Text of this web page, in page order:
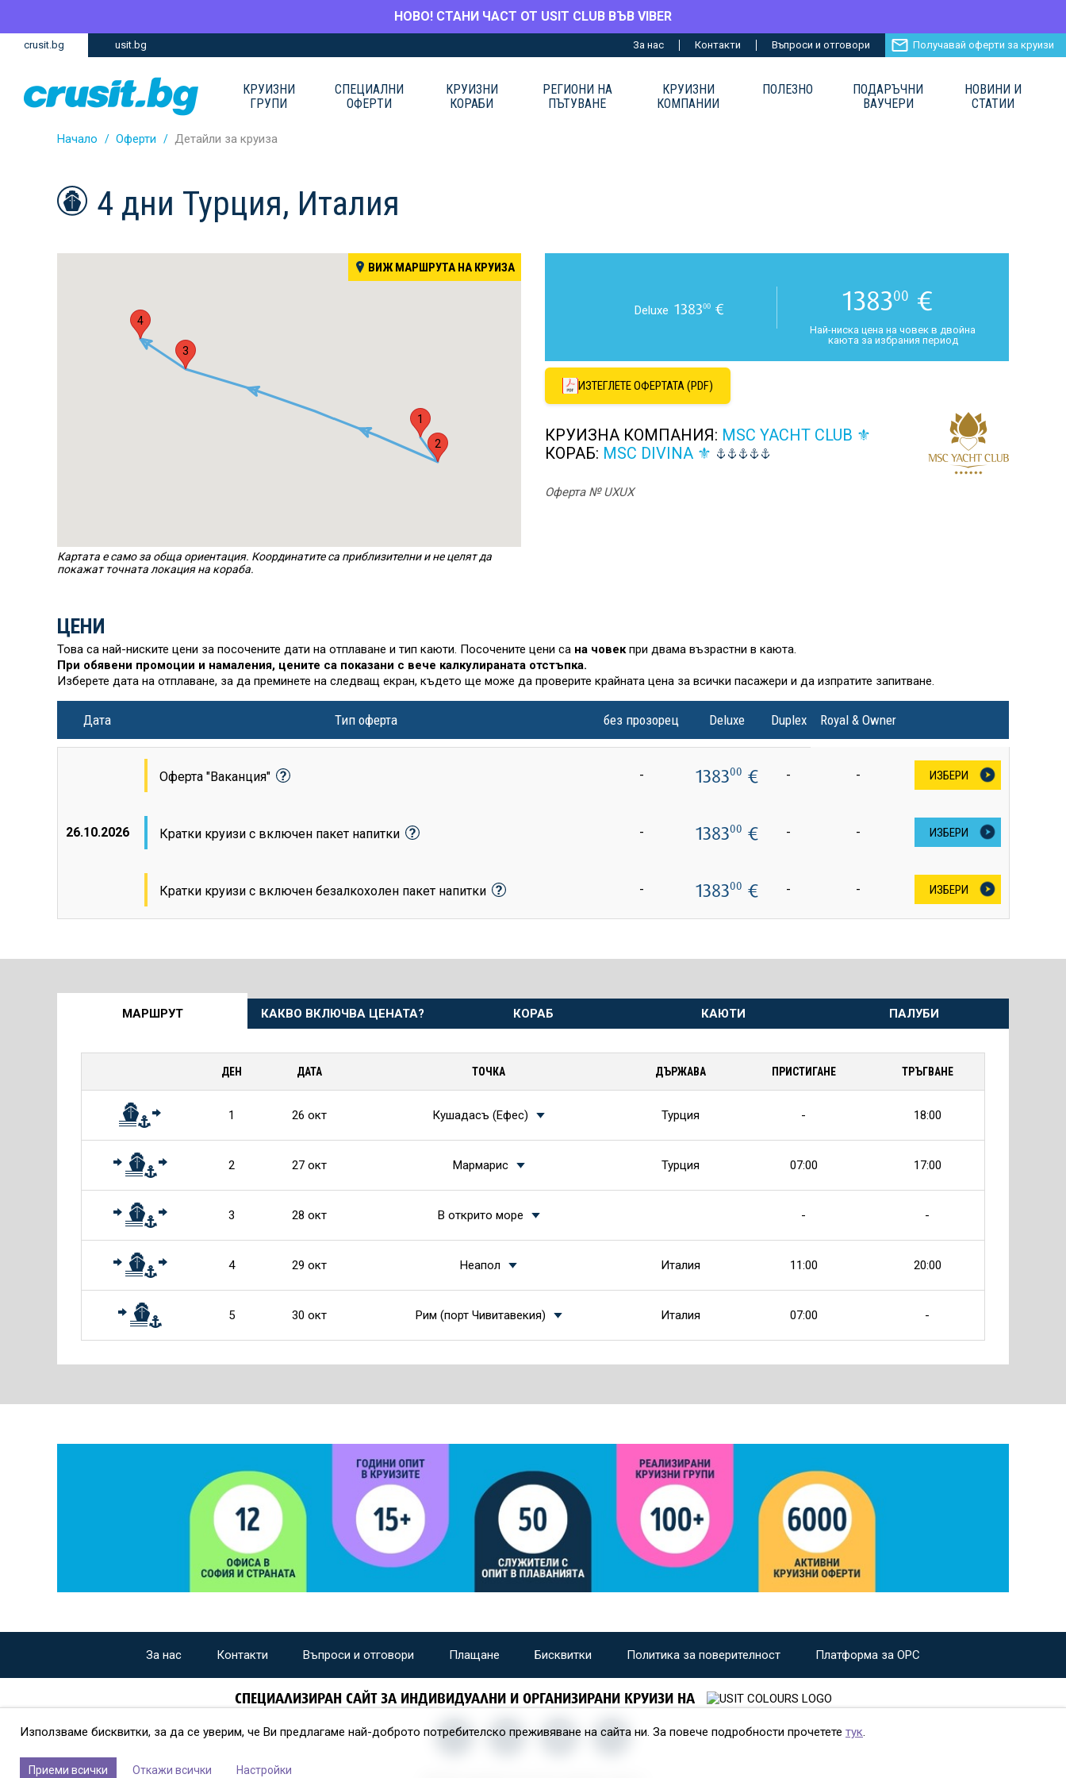
НОВО! СТАНИ ЧАСТ ОТ USIT CLUB ВЪВ VIBER
Премини
съдържание
Премини
crusit.bg usit.bg За нас Контакти Въпроси и отговори Получавай оферти за круизи
КРУИЗНИ
ГРУПИ
СПЕЦИАЛНИ
ОФЕРТИ
КРУИЗНИ
КОРАБИ
РЕГИОНИ НА
ПЪТУВАНЕ
КРУИЗНИ
КОМПАНИИ
ПОЛЕЗНО
ПОДАРЪЧНИ
ВАУЧЕРИ
НОВИНИ И
СТАТИИ
Начало Оферти Детайли за круиза
4 дни Турция, Италия
1
2
3
4
ВИЖ МАРШРУТА НА КРУИЗА
Картата е само за обща ориентация. Координатите са приблизителни и не целят да
покажат точната локация на кораба.
Deluxe 138300 € 138300 €
Най-ниска цена на човек в двойна
каюта за избрания период
ИЗТЕГЛЕТЕ ОФЕРТАТА (PDF)
КРУИЗНА КОМПАНИЯ: MSC YACHT CLUB ⚜
КОРАБ: MSC DIVINA ⚜
Оферта № UXUX
ЦЕНИ
Това са най-ниските цени за посочените дати на отплаване и тип каюти. Посочените цени са на човекпри двама възрастни в каюта.
При обявени промоции и намаления, цените са показани с вече калкулираната отстъпка.
Изберете дата на отплаване, за да преминете на следващ екран, където ще може да проверите крайната цена за всички пасажери и да изпратите запитване.
Дата Тип оферта без прозорец Deluxe Duplex Royal & Owner
26.10.2026
Оферта "Ваканция" - 138300 € - - ИЗБЕРИ
Кратки круизи с включен пакет напитки - 138300 € - - ИЗБЕРИ
Кратки круизи с включен безалкохолен пакет напитки - 138300 € - - ИЗБЕРИ
МАРШРУТ КАКВО ВКЛЮЧВА ЦЕНАТА? КОРАБ КАЮТИ ПАЛУБИ
ДЕН ДАТА ТОЧКА ДЪРЖАВА ПРИСТИГАНЕ ТРЪГВАНЕ
1 26 окт Кушадасъ (Ефес) Турция - 18:00
2 27 окт Мармарис Турция 07:00 17:00
3 28 окт В открито море - -
4 29 окт Неапол Италия 11:00 20:00
5 30 окт Рим (порт Чивитавекия) Италия 07:00 -
За нас Контакти Въпроси и отговори Плащане Бисквитки Политика за поверителност Платформа за ОРС
СПЕЦИАЛИЗИРАН САЙТ ЗА ИНДИВИДУАЛНИ И ОРГАНИЗИРАНИ КРУИЗИ НА
Използваме бисквитки, за да се уверим, че Ви предлагаме най-доброто потребителско преживяване на сайта ни. За повече подробности прочетете тук.
Приеми всички Откажи всички Настройки